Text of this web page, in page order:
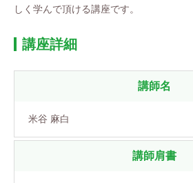
しく学んで頂ける講座です。
講座詳細
講師名
米谷 麻白
講師肩書